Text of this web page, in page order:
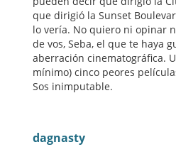
que dirigió la Sunset
lo vería. No quiero ni opinar
de vos, Seba, el que te haya
aberración cinematográfica.
mínimo) cinco peores
Sos inimputable.
dagnasty